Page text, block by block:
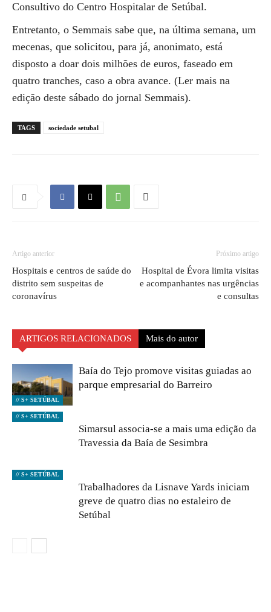
Consultivo do Centro Hospitalar de Setúbal.
Entretanto, o Semmais sabe que, na última semana, um
mecenas, que solicitou, para já, anonimato, está
disposto a doar dois milhões de euros, faseado em
quatro tranches, caso a obra avance. (Ler mais na
edição deste sábado do jornal Semmais).
TAGS sociedade setubal
Artigo anterior
Hospitais e centros de saúde do
distrito sem suspeitas de
coronavírus
Próximo artigo
Hospital de Évora limita visitas
e acompanhantes nas urgências
e consultas
ARTIGOS RELACIONADOS Mais do autor
// S+ SETÚBAL
Baía do Tejo promove visitas guiadas ao
parque empresarial do Barreiro
// S+ SETÚBAL
Simarsul associa-se a mais uma edição da
Travessia da Baía de Sesimbra
// S+ SETÚBAL
Trabalhadores da Lisnave Yards iniciam
greve de quatro dias no estaleiro de
Setúbal